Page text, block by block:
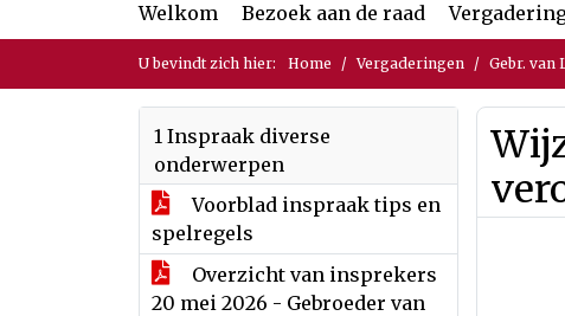
Welkom Bezoek aan de raad
U bevindt zich hier: Home Vergaderingen Gebr. van
1 Inspraak diverse
onderwerpen
Voorblad inspraak tips en
spelregels
Overzicht van insprekers
20 mei 2026 - Gebroeder van